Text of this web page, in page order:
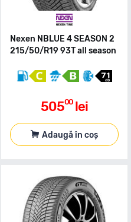
Nexen NBLUE 4 SEASON 2
215/50/R19 93T all season
50500 lei
Adaugă în coș